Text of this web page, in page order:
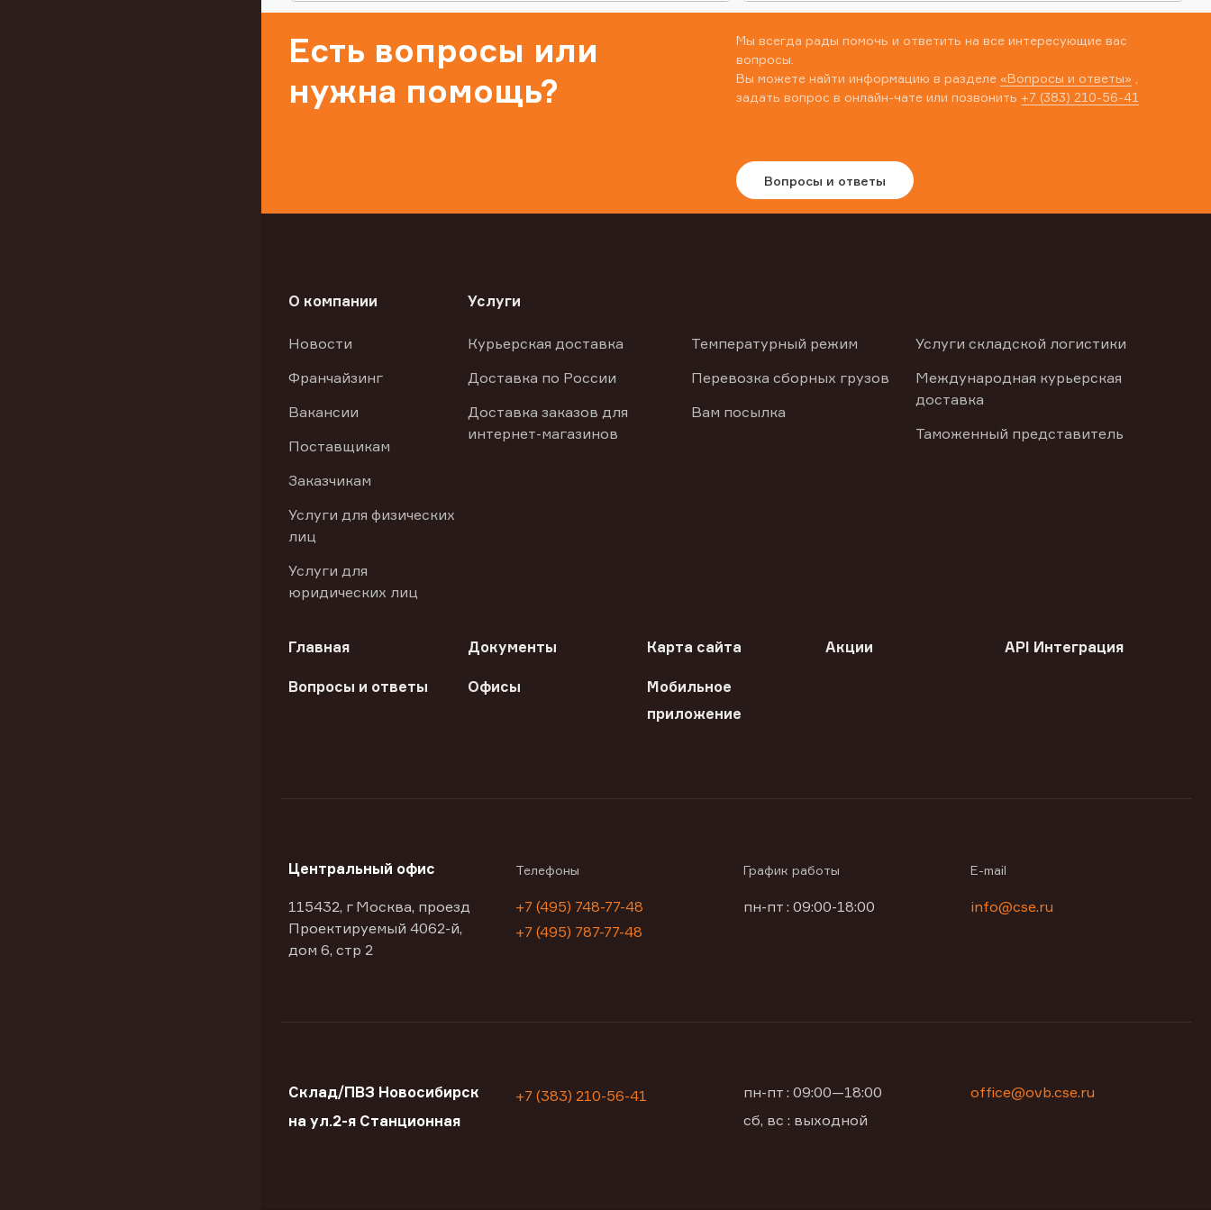
Есть вопросы или
нужна помощь?
Мы всегда рады помочь и ответить на все интересующие вас
вопросы.
Вы можете найти информацию в разделе «Вопросы и ответы»
задать вопрос в онлайн-чате или позвонить +7 (383) 210-56-41
Вопросы и ответы
О компании
Новости
Франчайзинг
Вакансии
Поставщикам
Заказчикам
Услуги для физических
лиц
Услуги для
юридических лиц
Услуги
Курьерская доставка
Доставка по России
Доставка заказов для
интернет-магазинов
Температурный режим
Перевозка сборных грузов
Вам посылка
Услуги складской логистики
Международная курьерская
доставка
Таможенный представитель
Главная Документы Карта сайта Акции API Интеграция
Вопросы и ответы Офисы
Мобильное
приложение
Центральный офис
115432, г Москва, проезд
Проектируемый 4062-й,
дом 6, стр 2
Телефоны
+7 (495) 748-77-48
+7 (495) 787-77-48
График работы
пн-пт : 09:00-18:00
E-mail
info@cse.ru
Склад/ПВЗ Новосибирск
на ул.2-я Станционная
+7 (383) 210-56-41
пн-пт : 09:00—18:00
сб, вс : выходной
office@ovb.cse.ru